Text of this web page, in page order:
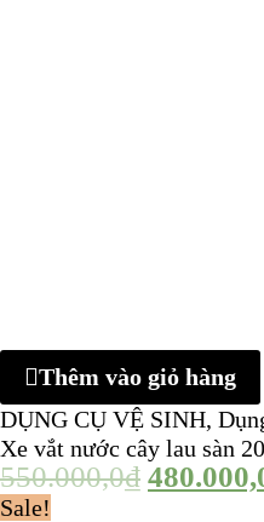
Thêm vào giỏ hàng
DỤNG CỤ VỆ SINH,
Xe vắt nước cây lau sàn
550.000,0₫
Sale!